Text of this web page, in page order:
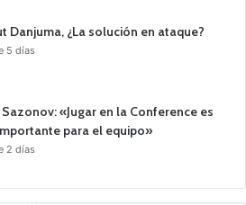
Danjuma, ¿La solución en ataque?
5 días
«Jugar en la Conference es
para el equipo»
2 días